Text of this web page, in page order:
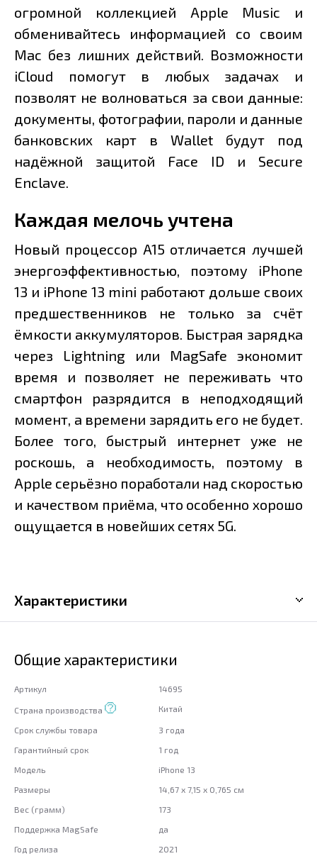
огромной коллекцией Apple Music и
обменивайтесь информацией со своим
Mac без лишних действий. Возможности
iCloud помогут в любых задачах и
позволят не волноваться за свои данные:
документы, фотографии, пароли и данные
банковских карт в Wallet будут под
надёжной защитой Face ID и Secure
Enclave.
Каждая мелочь учтена
Новый процессор A15 отличается лучшей
энергоэффективностью, поэтому iPhone
13 и iPhone 13 mini работают дольше своих
предшественников не только за счёт
ёмкости аккумуляторов. Быстрая зарядка
через Lightning или MagSafe экономит
время и позволяет не переживать что
смартфон разрядится в неподходящий
момент, а времени зарядить его не будет.
Более того, быстрый интернет уже не
роскошь, а необходимость, поэтому в
Apple серьёзно поработали над скоростью
и качеством приёма, что особенно хорошо
ощущается в новейших сетях 5G.
Характеристики
Общие характеристики
Артикул 14695
Страна производства Китай
Срок службы товара
3 года
Гарантийный срок
1 год
Модель
iPhone 13
Размеры
14,67 x 7,15 x 0,765 см
Вес (грамм)
173
Поддержка MagSafe
да
Год релиза
2021